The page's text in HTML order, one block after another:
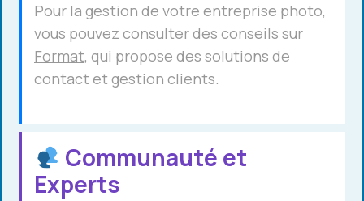
Pour la gestion de votre entreprise photo,
vous pouvez consulter des conseils sur
Format, qui propose des solutions de
contact et gestion clients.
Communauté et
Experts